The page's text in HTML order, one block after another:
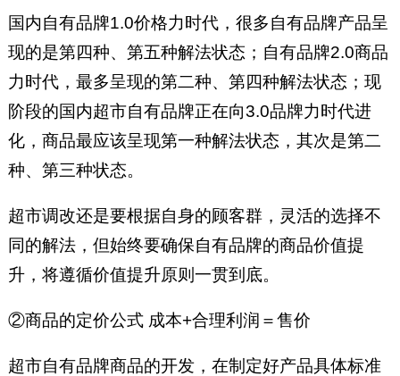
国内自有品牌1.0价格力时代，很多自有品牌产品呈
现的是第四种、第五种解法状态；自有品牌2.0商品
力时代，最多呈现的第二种、第四种解法状态；现
阶段的国内超市自有品牌正在向3.0品牌力时代进
化，商品最应该呈现第一种解法状态，其次是第二
种、第三种状态。
超市调改还是要根据自身的顾客群，灵活的选择不
同的解法，但始终要确保自有品牌的商品价值提
升，将遵循价值提升原则一贯到底。
②商品的定价公式 成本+合理利润＝售价
超市自有品牌商品的开发，在制定好产品具体标准